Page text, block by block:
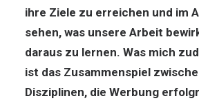
ihre Ziele zu erreichen und im
sehen, was unsere Arbeit
daraus zu lernen. Was mich
ist das Zusammenspiel
Disziplinen, die Werbung